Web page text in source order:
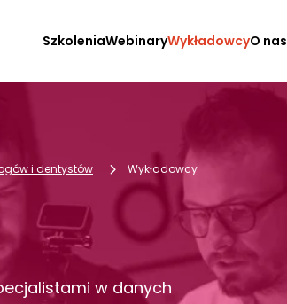
SzkoleniaWebinaryWykładowcyO nas
i dentystów Wykładowcy
w danych